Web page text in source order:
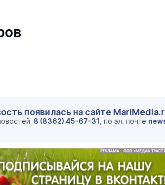
появилась на сайте
8 (8362) 45-67-31 , по эл. почте